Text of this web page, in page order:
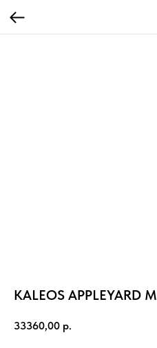
KALEOS APPLEYARD M
33360,00 р.